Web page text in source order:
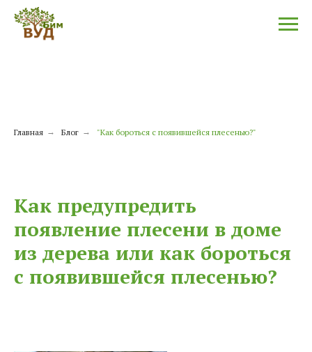
Главная → Блог → "Как бороться с появившейся плесенью?"
Как предупредить
появление плесени в доме
из дерева или как бороться
с появившейся плесенью?